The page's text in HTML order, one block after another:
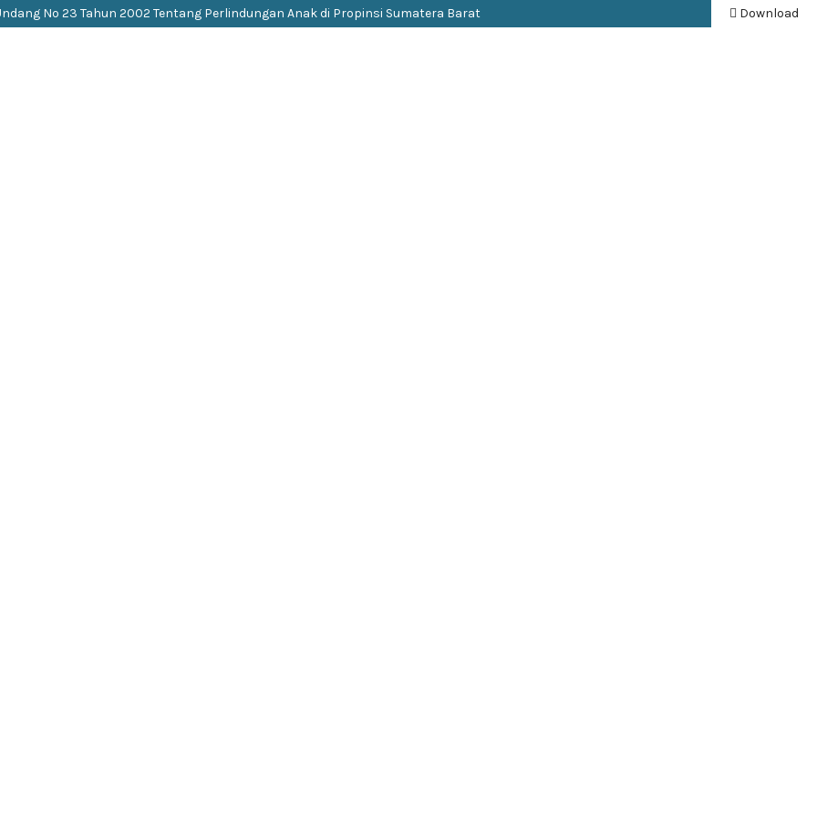
No 23 Tahun 2002 Tentang Perlindungan Anak di Propinsi Sumatera Barat Download